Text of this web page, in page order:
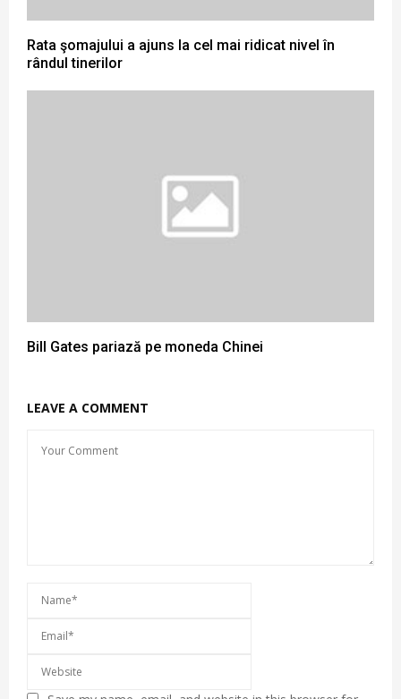
Rata şomajului a ajuns la cel mai ridicat nivel în
rândul tinerilor
Bill Gates pariază pe moneda Chinei
LEAVE A COMMENT